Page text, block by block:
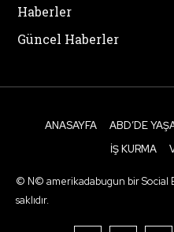
Haberler
Güncel Haberler
ANASAYFA ABD’DE
İŞ KURMA
© N© amerikadabugun bir Social
saklıdır.